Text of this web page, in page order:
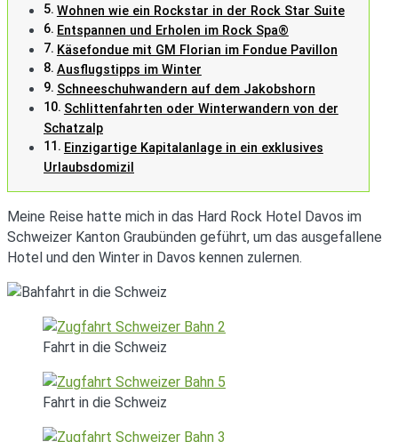
Wohnen wie ein Rockstar in der Rock Star Suite
Entspannen und Erholen im Rock Spa®
Käsefondue mit GM Florian im Fondue Pavillon
Ausflugstipps im Winter
Schneeschuhwandern auf dem Jakobshorn
Schlittenfahrten oder Winterwandern von der
Schatzalp
Einzigartige Kapitalanlage in ein exklusives
Urlaubsdomizil
Meine Reise hatte mich in das Hard Rock Hotel Davos im
Schweizer Kanton Graubünden geführt, um das ausgefallene
Hotel und den Winter in Davos kennen zulernen.
Fahrt in die Schweiz
Fahrt in die Schweiz